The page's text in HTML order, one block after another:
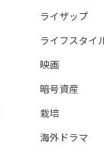
ライザップ
ライフスタイ
映画
暗号資産
栽培
海外ドラマ